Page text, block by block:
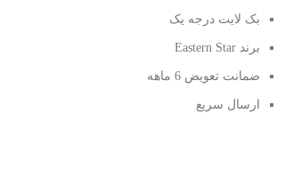
بک لایت درجه یک
برند Eastern Star
ضمانت تعویض 6 ماهه
ارسال سریع